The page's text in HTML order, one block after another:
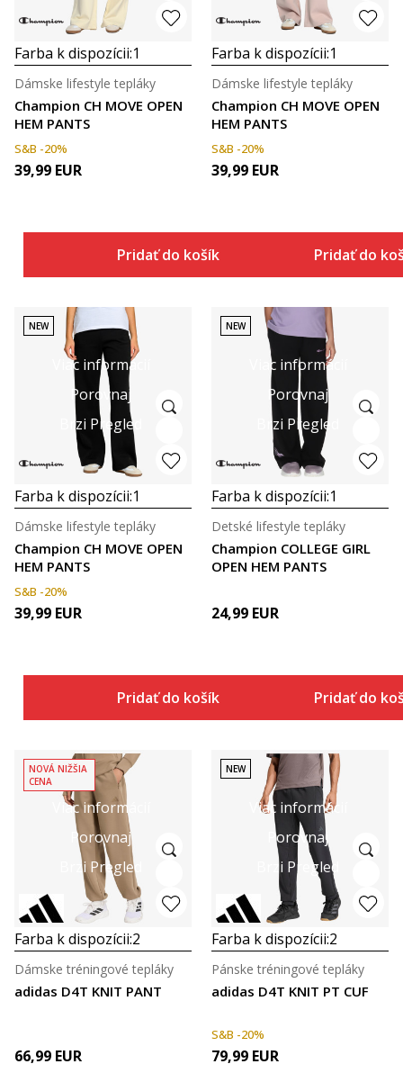
Farba k dispozícii:1
Champion CH MOVE OPEN
HEM PANTS
Dámske lifestyle tepláky
S&B -20%
39,99 EUR
Pridať do košíka
Farba k dispozícii:1
Champion CH MOVE OPEN
HEM PANTS
Dámske lifestyle tepláky
S&B -20%
39,99 EUR
Pridať do
Viac informácií
Porovnaj
Brzi Pregled
NEW
Farba k dispozícii:1
Champion CH MOVE OPEN
HEM PANTS
Dámske lifestyle tepláky
S&B -20%
39,99 EUR
Pridať do košíka
Viac informácií
Porovnaj
Brzi Pregled
NEW
Farba k dispozícii:1
Champion COLLEGE GIRL
OPEN HEM PANTS
Detské lifestyle tepláky
24,99 EUR
Pridať do
Viac informácií
Porovnaj
Brzi Pregled
NOVÁ NIŽŠIA
CENA
Farba k dispozícii:2
adidas D4T KNIT PANT
Dámske tréningové tepláky
66,99 EUR
Viac informácií
Porovnaj
Brzi Pregled
NEW
Farba k dispozícii:2
adidas D4T KNIT PT CUF
Pánske tréningové tepláky
S&B -20%
79,99 EUR